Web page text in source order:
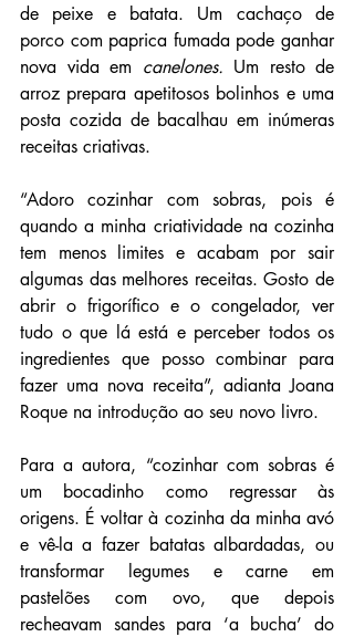
de peixe e batata. Um cachaço de
porco com paprica fumada pode ganhar
nova vida em canelones. Um resto de
arroz prepara apetitosos bolinhos e uma
posta cozida de bacalhau em inúmeras
receitas criativas.
“Adoro cozinhar com sobras, pois é
quando a minha criatividade na cozinha
tem menos limites e acabam por sair
algumas das melhores receitas. Gosto de
abrir o frigorífico e o congelador, ver
tudo o que lá está e perceber todos os
ingredientes que posso combinar para
fazer uma nova receita”, adianta Joana
Roque na introdução ao seu novo livro.
Para a autora, “cozinhar com sobras é
um bocadinho como regressar às
origens. É voltar à cozinha da minha avó
e vê-la a fazer batatas albardadas, ou
transformar legumes e carne em
pastelões com ovo, que depois
recheavam sandes para ‘a bucha’ do